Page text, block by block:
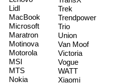
Lidl
MacBook
Microsoft
Maratron
Motinova
Motorola
MSI
MTS
Nokia
Trek
Trendpower
Trio
Union
Van Moof
Victoria
Vogue
WATT
Xiaomi